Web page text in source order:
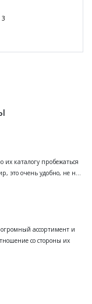
3
их каталогу пробежаться
это очень удобно, не н...
ассортимент и
со стороны их